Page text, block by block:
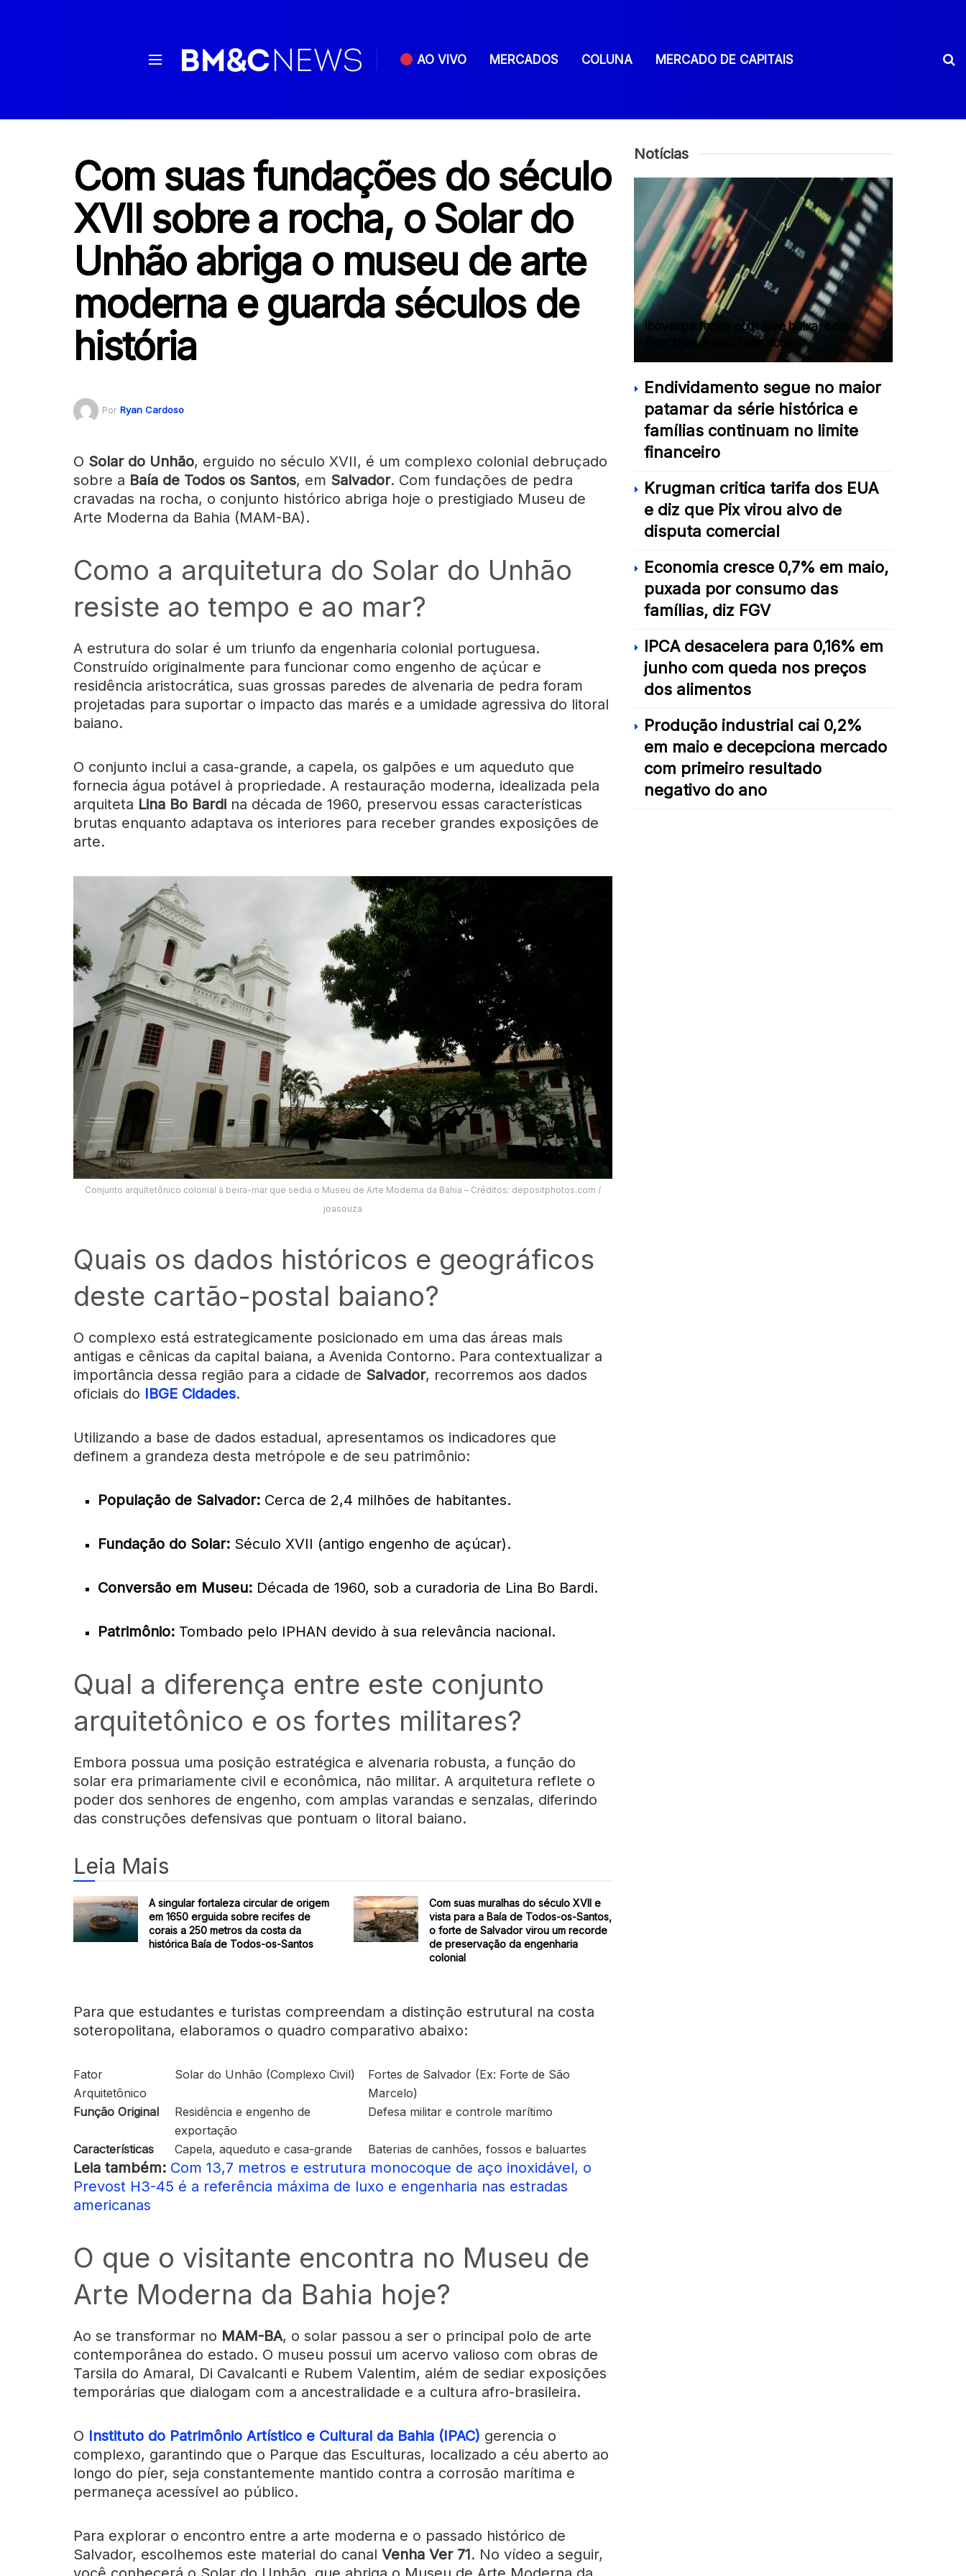
AO VIVO MERCADOS COLUNA MERCADO DE CAPITAIS
Com suas fundações do século
XVII sobre a rocha, o Solar do
Unhão abriga o museu de arte
moderna e guarda séculos de
história
Por Ryan Cardoso
O Solar do Unhão, erguido no século XVII, é um complexo colonial debruçado
sobre a Baía de Todos os Santos, em Salvador. Com fundações de pedra
cravadas na rocha, o conjunto histórico abriga hoje o prestigiado Museu de
Arte Moderna da Bahia (MAM-BA).
Como a arquitetura do Solar do Unhão
resiste ao tempo e ao mar?
A estrutura do solar é um triunfo da engenharia colonial portuguesa.
Construído originalmente para funcionar como engenho de açúcar e
residência aristocrática, suas grossas paredes de alvenaria de pedra foram
projetadas para suportar o impacto das marés e a umidade agressiva do litoral
baiano.
O conjunto inclui a casa-grande, a capela, os galpões e um aqueduto que
fornecia água potável à propriedade. A restauração moderna, idealizada pela
arquiteta Lina Bo Bardi na década de 1960, preservou essas características
brutas enquanto adaptava os interiores para receber grandes exposições de
arte.
Conjunto arquitetônico colonial à beira-mar que sedia o Museu de Arte Moderna da Bahia – Créditos: depositphotos.com /
joasouza
Quais os dados históricos e geográficos
deste cartão-postal baiano?
O complexo está estrategicamente posicionado em uma das áreas mais
antigas e cênicas da capital baiana, a Avenida Contorno. Para contextualizar a
importância dessa região para a cidade de Salvador, recorremos aos dados
oficiais do IBGE Cidades.
Utilizando a base de dados estadual, apresentamos os indicadores que
definem a grandeza desta metrópole e de seu patrimônio:
População de Salvador: Cerca de 2,4 milhões de habitantes.
Fundação do Solar: Século XVII (antigo engenho de açúcar).
Conversão em Museu: Década de 1960, sob a curadoria de Lina Bo Bardi.
Patrimônio: Tombado pelo IPHAN devido à sua relevância nacional.
Qual a diferença entre este conjunto
arquitetônico e os fortes militares?
Embora possua uma posição estratégica e alvenaria robusta, a função do
solar era primariamente civil e econômica, não militar. A arquitetura reflete o
poder dos senhores de engenho, com amplas varandas e senzalas, diferindo
das construções defensivas que pontuam o litoral baiano.
Leia Mais
A singular fortaleza circular de origem
em 1650 erguida sobre recifes de
corais a 250 metros da costa da
histórica Baía de Todos-os-Santos
Com suas muralhas do século XVII e
vista para a Baía de Todos-os-Santos,
o forte de Salvador virou um recorde
de preservação da engenharia
colonial
Para que estudantes e turistas compreendam a distinção estrutural na costa
soteropolitana, elaboramos o quadro comparativo abaixo:
Fator
Arquitetônico
Solar do Unhão (Complexo Civil)
Fortes de Salvador (Ex: Forte de São
Marcelo)
Função Original
Residência e engenho de
exportação
Defesa militar e controle marítimo
Características Capela, aqueduto e casa-grande Baterias de canhões, fossos e baluartes
Leia também: Com 13,7 metros e estrutura monocoque de aço inoxidável, o
Prevost H3-45 é a referência máxima de luxo e engenharia nas estradas
americanas
O que o visitante encontra no Museu de
Arte Moderna da Bahia hoje?
Ao se transformar no MAM-BA, o solar passou a ser o principal polo de arte
contemporânea do estado. O museu possui um acervo valioso com obras de
Tarsila do Amaral, Di Cavalcanti e Rubem Valentim, além de sediar exposições
temporárias que dialogam com a ancestralidade e a cultura afro-brasileira.
O Instituto do Patrimônio Artístico e Cultural da Bahia (IPAC) gerencia o
complexo, garantindo que o Parque das Esculturas, localizado a céu aberto ao
longo do píer, seja constantemente mantido contra a corrosão marítima e
permaneça acessível ao público.
Para explorar o encontro entre a arte moderna e o passado histórico de
Salvador, escolhemos este material do canal Venha Ver 71. No vídeo a seguir,
Notícias
Ibovespa fecha com leve baixa, com
Petrobras e Itaú; Vale sobe
Endividamento segue no maior
patamar da série histórica e
famílias continuam no limite
financeiro
Krugman critica tarifa dos EUA
e diz que Pix virou alvo de
disputa comercial
Economia cresce 0,7% em maio,
puxada por consumo das
famílias, diz FGV
IPCA desacelera para 0,16% em
junho com queda nos preços
dos alimentos
Produção industrial cai 0,2%
em maio e decepciona mercado
com primeiro resultado
negativo do ano